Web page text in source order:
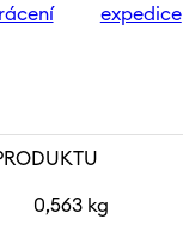
expedice
0,563 kg